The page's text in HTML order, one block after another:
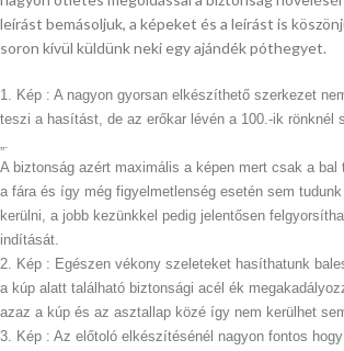
leírást bemásoljuk, a képeket és a leírást is
soron kívül küldünk neki egy ajándék póthegyet.
1. Kép : A nagyon gyorsan elkészíthető szerkezet
teszi a hasítást, de az erőkar lévén a 100.-ik rönknél
„.
A biztonság azért maximális a képen mert csak a bal
a fára és így még figyelmetlenség esetén sem
kerülni, a jobb kezünkkel pedig jelentősen
indítását.
2. Kép : Egészen vékony szeleteket hasíthatunk
a kúp alatt található biztonsági acél ék
azaz a kúp és az asztallap közé így nem kerülhet
3. Kép : Az előtoló elkészítésénél nagyon fontos